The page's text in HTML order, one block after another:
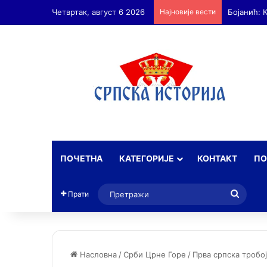
Четвртак, август 6 2026 Најновије вести Бојанић:
ПОЧЕТНА КАТЕГОРИЈЕ КОНТАКТ
Прати
Насловна /Срби Црне Горе / Прва српска